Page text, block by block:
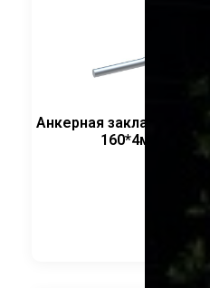
Анкерная закладная
160*4мм/
В